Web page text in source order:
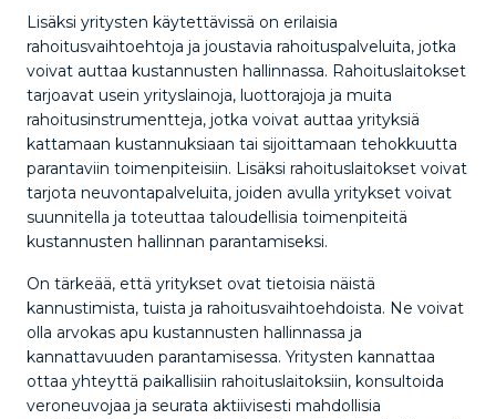
Lisäksi yritysten käytettävissä on erilaisia
rahoitusvaihtoehtoja ja joustavia rahoituspalveluita, jotka
voivat auttaa kustannusten hallinnassa. Rahoituslaitokset
tarjoavat usein yrityslainoja, luottorajoja ja muita
rahoitusinstrumentteja, jotka voivat auttaa yrityksiä
kattamaan kustannuksiaan tai sijoittamaan tehokkuutta
parantaviin toimenpiteisiin. Lisäksi rahoituslaitokset voivat
tarjota neuvontapalveluita, joiden avulla yritykset voivat
suunnitella ja toteuttaa taloudellisia toimenpiteitä
kustannusten hallinnan parantamiseksi.
On tärkeää, että yritykset ovat tietoisia näistä
kannustimista, tuista ja rahoitusvaihtoehdoista. Ne voivat
olla arvokas apu kustannusten hallinnassa ja
kannattavuuden parantamisessa. Yritysten kannattaa
ottaa yhteyttä paikallisiin rahoituslaitoksiin, konsultoida
veroneuvojaa ja seurata aktiivisesti mahdollisia